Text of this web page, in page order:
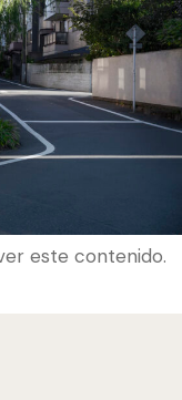
este contenido.